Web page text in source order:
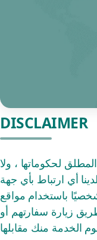
DISCLAIMER
لحكوماتها ، ولا
أي ارتباط بأي جهة
باستخدام مواقع
زيارة سفارتهم أو